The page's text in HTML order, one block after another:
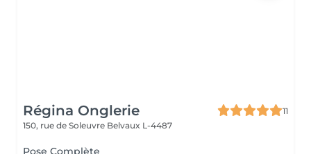
Régina Onglerie
11
150, rue de Soleuvre Belvaux L-4487
Pose Complète